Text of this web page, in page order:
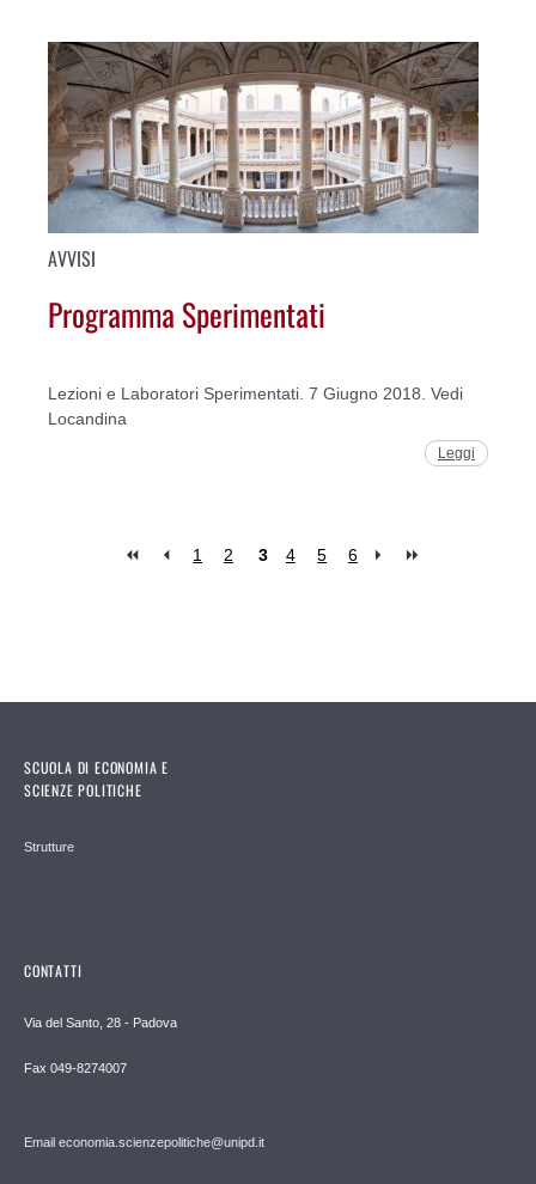
AVVISI
Programma Sperimentati
Lezioni e Laboratori Sperimentati. 7 Giugno 2018. Vedi
Locandina
Leggi
1 2 3 4 5 6
SCUOLA DI ECONOMIA E
SCIENZE POLITICHE
Strutture
CONTATTI
Via del Santo, 28 - Padova
Fax 049-8274007
Email economia.scienzepolitiche@unipd.it